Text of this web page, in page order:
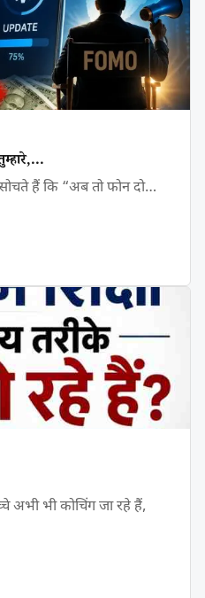
हैं कि “अब तो फोन दो…
अभी भी कोचिंग जा रहे हैं,